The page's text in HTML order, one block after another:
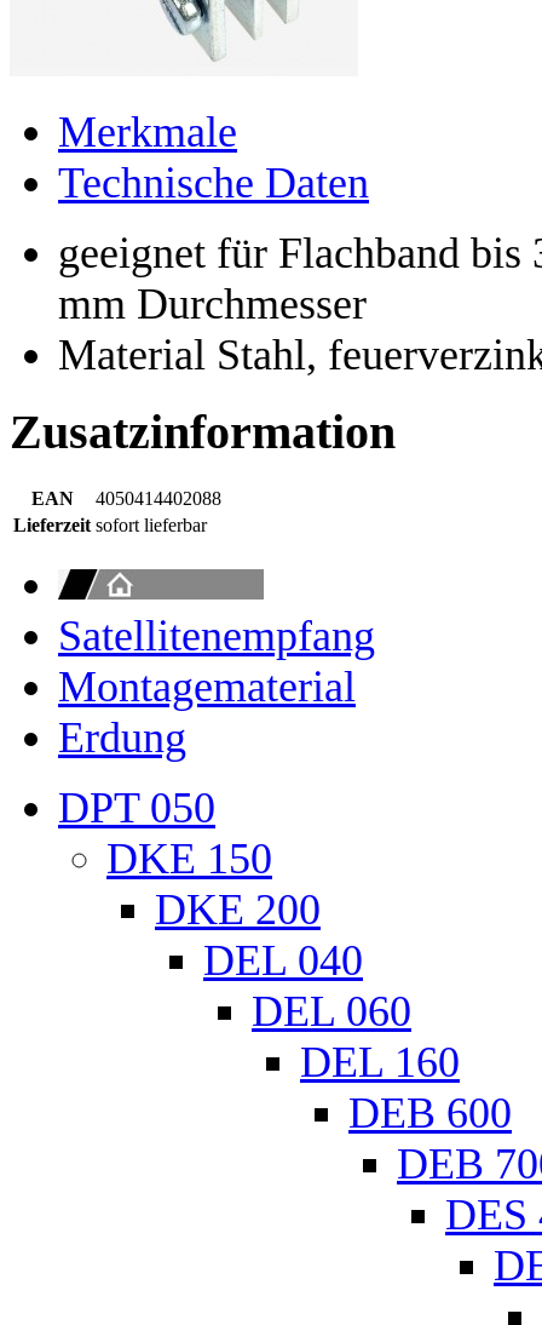
Merkmale
Technische Daten
geeignet für Flachband
mm Durchmesser
Material Stahl,
Zusatzinformation
EAN
4050414402088
Lieferzeit sofort lieferbar
Satellitenempfang
Montagematerial
Erdung
DPT 050
DKE 150
DKE 200
DEL 040
DEL 060
DEL 160
DEB 600
DEB
DES